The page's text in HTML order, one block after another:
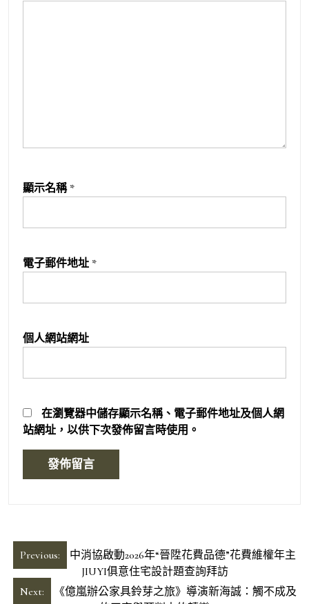
顯示名稱 *
電子郵件地址 *
個人網站網址
在瀏覽器中儲存顯示名稱、電子郵件地址及個人網
站網址，以供下次發佈留言時使用。
文
章
導
Previous:
中消協啟動2026年“晉陞花費品德”花費維權年主
JIUYI俱意住宅設計題查詢拜訪
Next:
《億嵐辦公家具鈴芽之旅》導演新海誠：觸不成及